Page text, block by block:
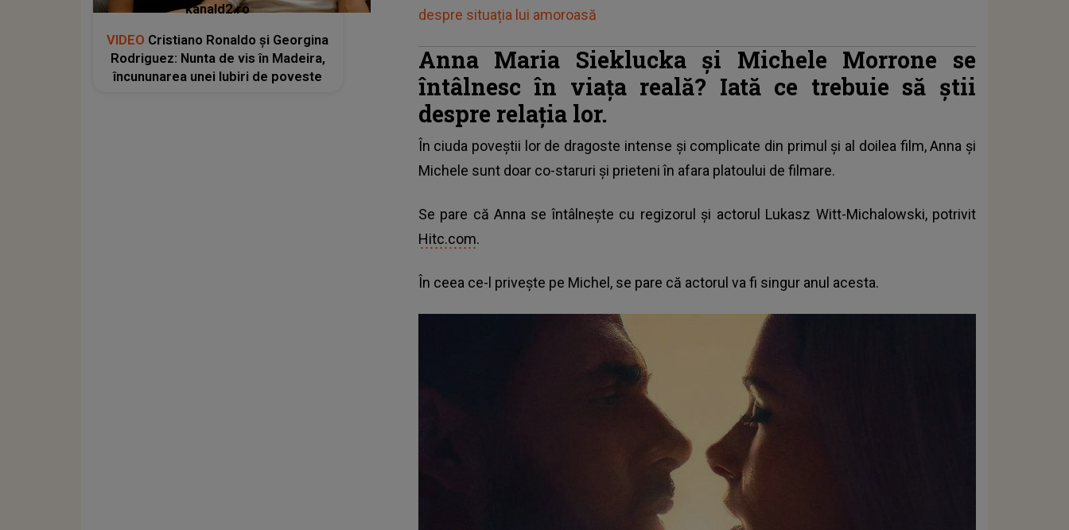
despre situația lui amoroasă
Anna Maria Sieklucka și Michele Morrone se
întâlnesc în viața reală? Iată ce trebuie să știi
despre relația lor.
În ciuda poveștii lor de dragoste intense și complicate din primul și al doilea film, Anna și
Michele sunt doar co-staruri și prieteni în afara platoului de filmare.
Se pare că Anna se întâlnește cu regizorul și actorul Lukasz Witt-Michalowski, potrivit
Hitc.com.
În ceea ce-l privește pe Michel, se pare că actorul va fi singur anul acesta.
kanald2.ro
VIDEO Cristiano Ronaldo și Georgina
Rodriguez: Nunta de vis în Madeira,
încununarea unei Iubiri de poveste